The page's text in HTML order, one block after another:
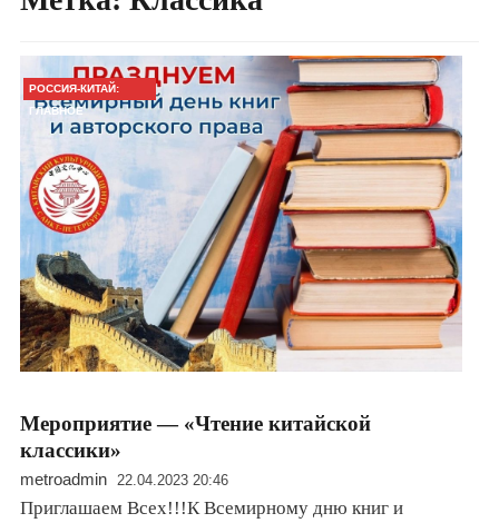
РОССИЯ-КИТАЙ:
ГЛАВНОЕ
Мероприятие — «Чтение китайской
классики»
metroadmin 22.04.2023 20:46
Приглашаем Всех!!!К Всемирному дню книг и